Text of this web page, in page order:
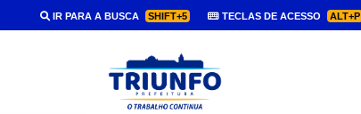
IR PARA A BUSCA SHIFT+5 TECLAS DE ACESSO ALT+P